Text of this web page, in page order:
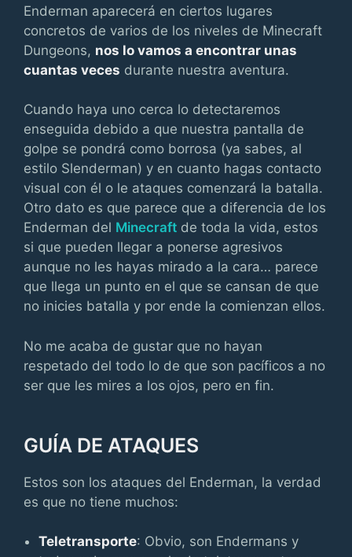
Enderman aparecerá en ciertos lugares
concretos de varios de los niveles de Minecraft
Dungeons, nos lo vamos a encontrar unas
cuantas veces durante nuestra aventura.
Cuando haya uno cerca lo detectaremos
enseguida debido a que nuestra pantalla de
golpe se pondrá como borrosa (ya sabes, al
estilo Slenderman) y en cuanto hagas contacto
visual con él o le ataques comenzará la batalla.
Otro dato es que parece que a diferencia de los
Enderman del Minecraft de toda la vida, estos
si que pueden llegar a ponerse agresivos
aunque no les hayas mirado a la cara… parece
que llega un punto en el que se cansan de que
no inicies batalla y por ende la comienzan ellos.
No me acaba de gustar que no hayan
respetado del todo lo de que son pacíficos a no
ser que les mires a los ojos, pero en fin.
GUÍA DE ATAQUES
Estos son los ataques del Enderman, la verdad
es que no tiene muchos:
Teletransporte: Obvio, son Endermans y